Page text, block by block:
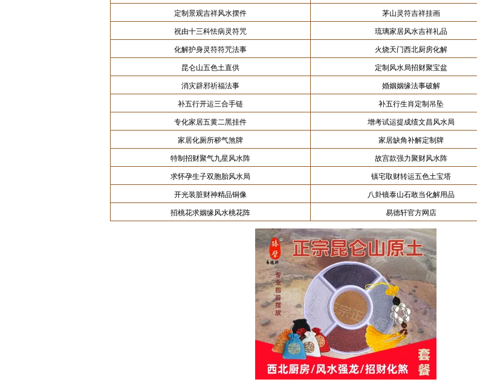
定制景观吉祥风水摆件
茅山灵符吉祥挂画
祝由十三科怯病灵符咒
琉璃家居风水吉祥礼品
化解护身灵符符咒法事
火烧天门西北厨房化解
昆仑山五色土直供
定制风水局招财聚宝盆
消灾辟邪祈福法事
婚姻姻缘法事破解
补五行开运三合手链
补五行生肖定制吊坠
专化家居五黄二黑挂件
增考试运提成绩文昌风水局
家居化厕所秽气煞牌
家居缺角补解定制牌
特制招财聚气九星风水阵
故宫款强力聚财风水阵
求怀孕生子双胞胎风水局
镇宅取财转运五色土宝塔
开光装脏财神精品铜像
八卦镜泰山石敢当化解用品
招桃花求姻缘风水桃花阵
易德轩官方网店